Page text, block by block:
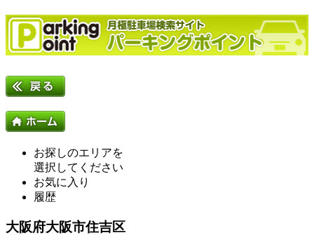
お探しのエリアを
選択してください
お気に入り
履歴
大阪府大阪市住吉区